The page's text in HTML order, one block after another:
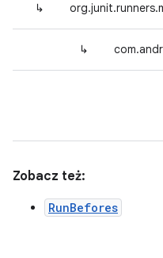
↳
↳
Zobacz też:
RunBefores